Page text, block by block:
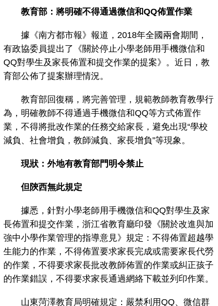
教育部：將明確不得通過微信和QQ佈置作業
據《南方都市報》報道，2018年全國兩會期間，
有政協委員提出了《關於停止小學老師用手機微信和
QQ對學生及家長佈置和提交作業的提案》。近日，教
育部公佈了提案辦理情況。
教育部回復稱，將完善管理，規範教師教育教學行
為，明確教師不得通過手機微信和QQ等方式佈置作
業，不得將批改作業的任務交給家長，避免出現“學校
減負、社會增負，教師減負、家長增負”等現象。
現狀：外地有教育部門明令禁止
但陝西無此規定
據悉，針對小學老師用手機微信和QQ對學生及家
長佈置和提交作業，浙江省教育廳印發《關於改進與加
強中小學作業管理的指導意見》規定：不得佈置超越學
生能力的作業，不得佈置要求家長完成或需要家長代勞
的作業，不得要求家長批改教師佈置的作業或糾正孩子
的作業錯誤，不得要求家長通過網絡下載並列印作業。
山東菏澤教育局明確規定：嚴禁利用QQ、微信群